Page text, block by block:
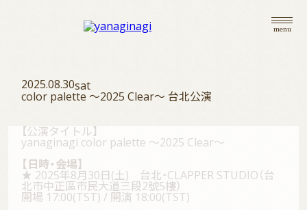
menu
2025.08.30sat
color palette 〜2025 Clear〜 台北公演
【公演タイトル】
yanaginagi color palette 〜2025 Clear〜
【日時・会場】
★ 2025年8月30日(土) 台北・CLAPPER STUDIO（台
北市中正區市民大道三段2號5樓）
開場 17:00(TST) / 開演 18:00(TST)